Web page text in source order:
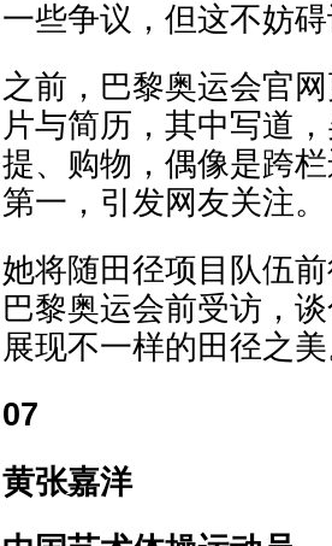
一些争议，但这不妨
之前，巴黎奥运会官
片与简历，其中写道
提、购物，偶像是跨
第一，引发网友关注。
她将随田径项目队伍
巴黎奥运会前受访，
展现不一样的田径之美
07
黄张嘉洋